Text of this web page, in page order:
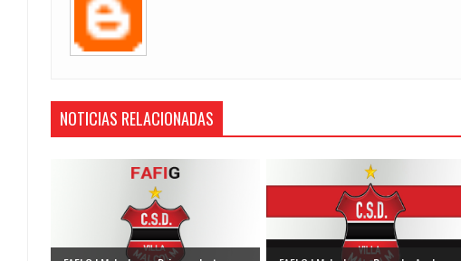
NOTICIAS RELACIONADAS